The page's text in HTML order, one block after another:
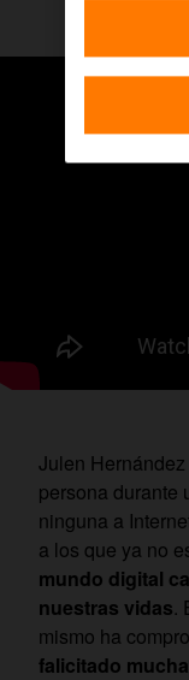
Julen
persona durante
ninguna a
a los que ya no
mundo digital
nuestras vidas.
mismo ha
falicitado